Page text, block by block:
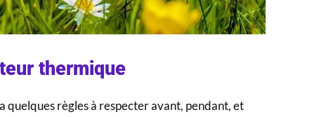
thermique
quelques règles à respecter avant, pendant, et